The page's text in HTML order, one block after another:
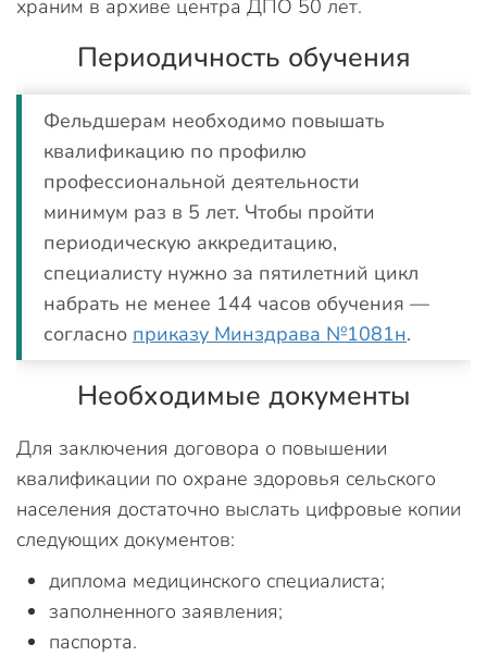
храним в архиве центра ДПО 50 лет.
Периодичность обучения
Фельдшерам необходимо повышать
квалификацию по профилю
профессиональной деятельности
минимум раз в 5 лет. Чтобы пройти
периодическую аккредитацию,
специалисту нужно за пятилетний цикл
набрать не менее 144 часов обучения —
согласно приказу Минздрава №1081н.
Необходимые документы
Для заключения договора о повышении
квалификации по охране здоровья сельского
населения достаточно выслать цифровые копии
следующих документов:
диплома медицинского специалиста;
заполненного заявления;
паспорта.